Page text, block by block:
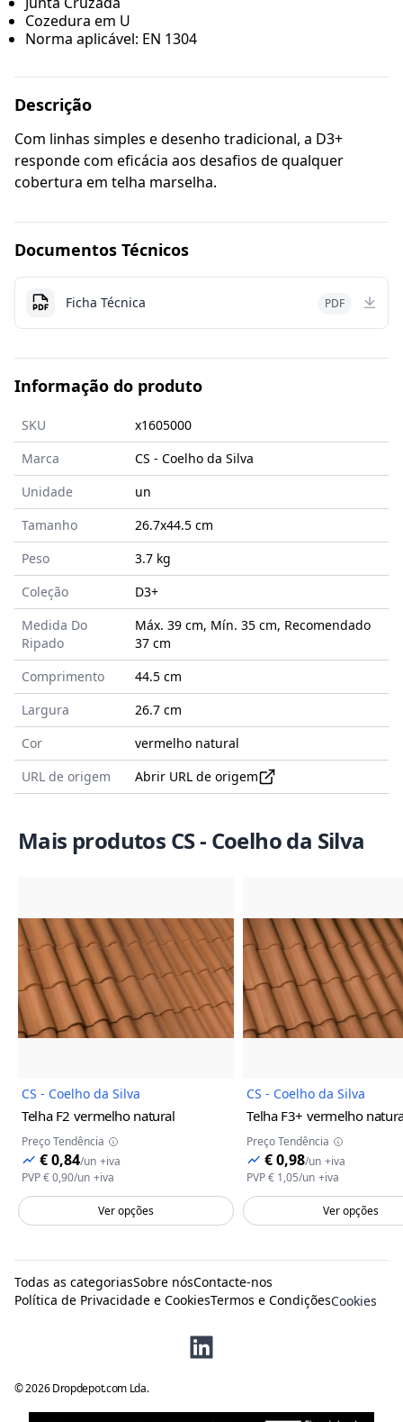
Cozedura em U
Norma aplicável: EN 1304
Descrição
Com linhas simples e desenho tradicional, a D3+
responde com eficácia aos desafios de qualquer
cobertura em telha marselha.
Documentos Técnicos
Ficha Técnica PDF
Informação do produto
SKU
x1605000
Marca
CS - Coelho da Silva
Unidade
un
Tamanho
26.7x44.5 cm
Peso
3.7 kg
Coleção
D3+
Medida Do
Ripado
Máx. 39 cm, Mín. 35 cm, Recomendado
37 cm
Comprimento
44.5 cm
Largura
26.7 cm
Cor
vermelho natural
URL de origem
Abrir URL de origem
Mais produtos CS - Coelho da Silva
Imagem do Produto
CS - Coelho da Silva
Telha F2 vermelho natural
Preço Tendência
€ 0,84/un +iva
PVP€ 0,90/un +iva
Ver opções
CS - Coelho da Silva
Telha F3+ vermelho
Preço Tendência
€ 0,98/un +iva
PVP€ 1,05/un +iva
Ver opções
©2026 Dropdepot.com Lda.
Todas as categoriasSobre nósContacte-nos
Política de Privacidade e CookiesTermos e CondiçõesCookies